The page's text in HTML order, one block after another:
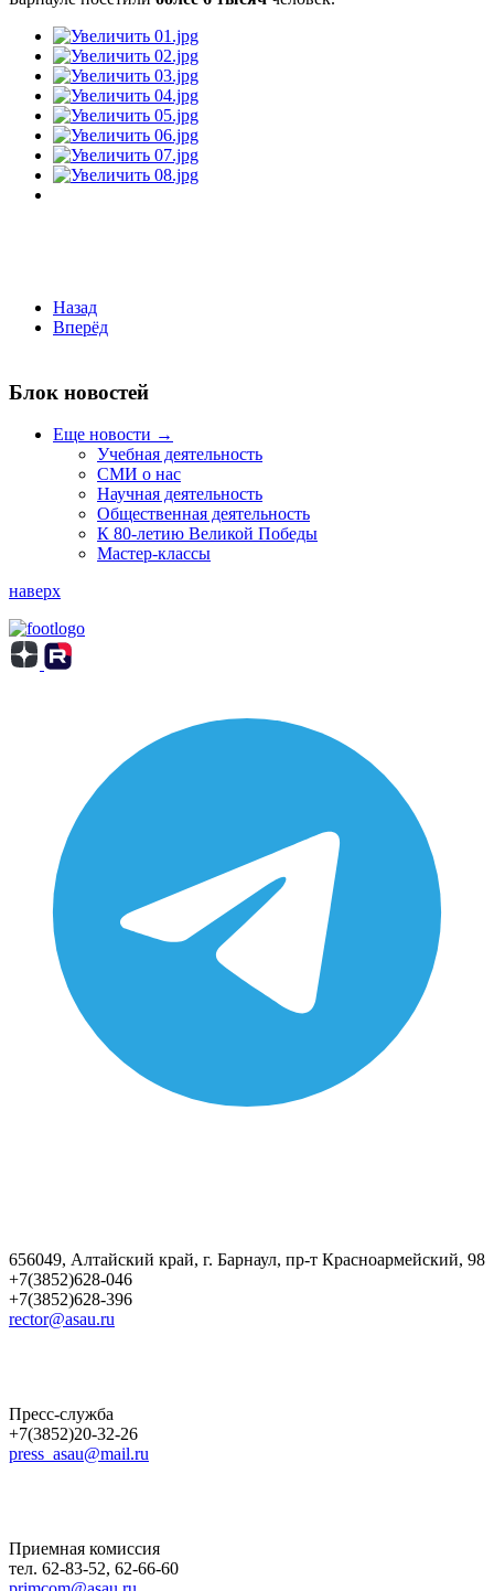
Назад
Вперёд
Блок новостей
Еще новости →
Учебная деятельность
СМИ о нас
Научная деятельность
Общественная деятельность
К 80-летию Великой Победы
Мастер-классы
наверх
656049, Алтайский край, г. Барнаул, пр-т Красноармейский, 98
+7(3852)628-046
+7(3852)628-396
rector@asau.ru
Пресс-служба
+7(3852)20-32-26
press_asau@mail.ru
Приемная комиссия
тел. 62-83-52, 62-66-60